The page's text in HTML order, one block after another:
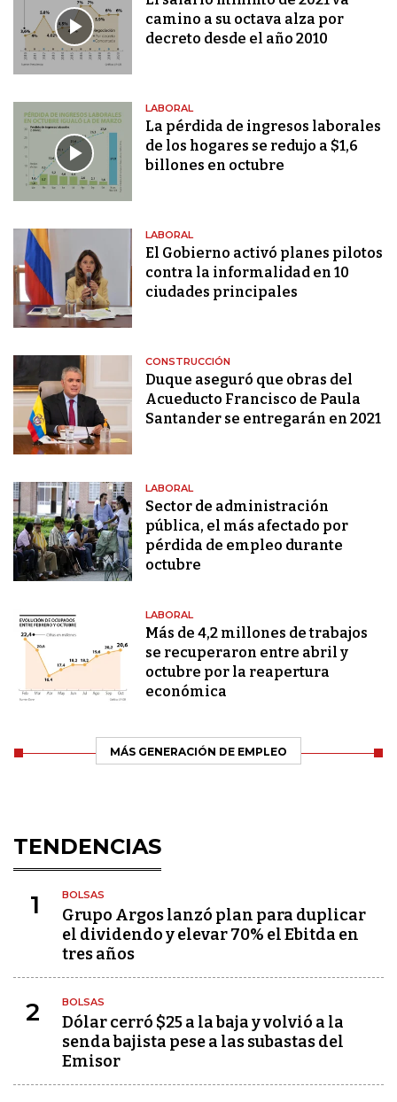
camino a su octava alza por
decreto desde el año 2010
LABORAL
La pérdida de ingresos laborales
de los hogares se redujo a $1,6
billones en octubre
LABORAL
El Gobierno activó planes pilotos
contra la informalidad en 10
ciudades principales
CONSTRUCCIÓN
Duque aseguró que obras del
Acueducto Francisco de Paula
Santander se entregarán en 2021
LABORAL
Sector de administración
pública, el más afectado por
pérdida de empleo durante
octubre
LABORAL
Más de 4,2 millones de trabajos
se recuperaron entre abril y
octubre por la reapertura
económica
MÁS GENERACIÓN DE EMPLEO
TENDENCIAS
1 BOLSAS
Grupo Argos lanzó plan para duplicar
el dividendo y elevar 70% el Ebitda en
tres años
2 BOLSAS
Dólar cerró $25 a la baja y volvió a la
senda bajista pese a las subastas del
Emisor